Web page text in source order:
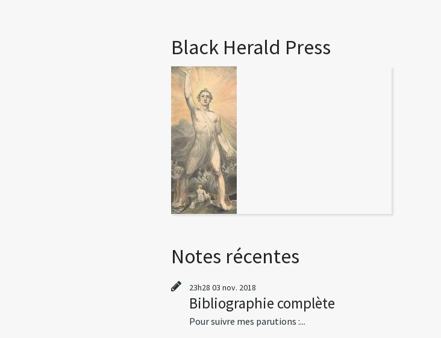
Black Herald Press
Notes récentes
23h28 03 nov. 2018
Bibliographie complète
Pour suivre mes parutions :...